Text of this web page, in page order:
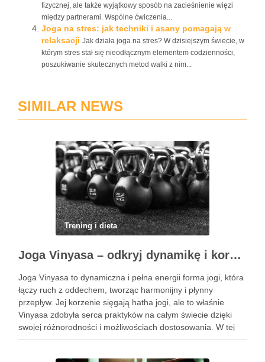
fizycznej, ale także wyjątkowy sposób na zacieśnienie więzi
między partnerami. Wspólne ćwiczenia...
Joga na stres: jak techniki i asany pomagają w
relaksacji Jak działa joga na stres? W dzisiejszym świecie, w
którym stres stał się nieodłącznym elementem codzienności,
poszukiwanie skutecznych metod walki z nim...
SIMILAR NEWS
Trening i dieta
Joga Vinyasa – odkryj dynamikę i korzyści tej praktyki
Joga Vinyasa to dynamiczna i pełna energii forma jogi, która
łączy ruch z oddechem, tworząc harmonijny i płynny
przepływ. Jej korzenie sięgają hatha jogi, ale to właśnie
Vinyasa zdobyła serca praktyków na całym świecie dzięki
swojej różnorodności i możliwościach dostosowania. W tej
praktyce każdy ruch jest zsynchronizowany z oddechem, co